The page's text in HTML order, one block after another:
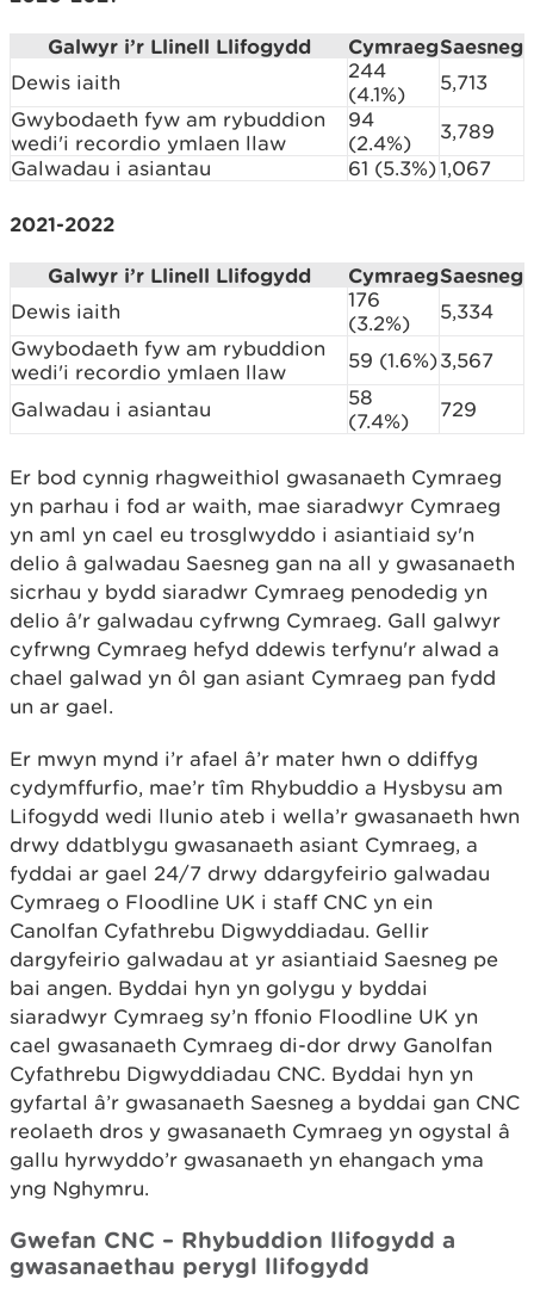
Galwyr i’r Llinell Llifogydd CymraegSaesneg
Dewis iaith
244
(4.1%)
5,713
Gwybodaeth fyw am rybuddion
wedi'i recordio ymlaen llaw
94
(2.4%)
3,789
Galwadau i asiantau
61 (5.3%)1,067
2021-2022
Galwyr i’r Llinell Llifogydd CymraegSaesneg
Dewis iaith
176
(3.2%)
5,334
Gwybodaeth fyw am rybuddion
wedi'i recordio ymlaen llaw
59 (1.6%)3,567
Galwadau i asiantau
58
(7.4%)
729
Er bod cynnig rhagweithiol gwasanaeth Cymraeg
yn parhau i fod ar waith, mae siaradwyr Cymraeg
yn aml yn cael eu trosglwyddo i asiantiaid sy'n
delio â galwadau Saesneg gan na all y gwasanaeth
sicrhau y bydd siaradwr Cymraeg penodedig yn
delio â'r galwadau cyfrwng Cymraeg. Gall galwyr
cyfrwng Cymraeg hefyd ddewis terfynu'r alwad a
chael galwad yn ôl gan asiant Cymraeg pan fydd
un ar gael.
Er mwyn mynd i’r afael â’r mater hwn o ddiffyg
cydymffurfio, mae’r tîm Rhybuddio a Hysbysu am
Lifogydd wedi llunio ateb i wella’r gwasanaeth hwn
drwy ddatblygu gwasanaeth asiant Cymraeg, a
fyddai ar gael 24/7 drwy ddargyfeirio galwadau
Cymraeg o Floodline UK i staff CNC yn ein
Canolfan Cyfathrebu Digwyddiadau. Gellir
dargyfeirio galwadau at yr asiantiaid Saesneg pe
bai angen. Byddai hyn yn golygu y byddai
siaradwyr Cymraeg sy’n ffonio Floodline UK yn
cael gwasanaeth Cymraeg di-dor drwy Ganolfan
Cyfathrebu Digwyddiadau CNC. Byddai hyn yn
gyfartal â’r gwasanaeth Saesneg a byddai gan CNC
reolaeth dros y gwasanaeth Cymraeg yn ogystal â
gallu hyrwyddo’r gwasanaeth yn ehangach yma
yng Nghymru.
Gwefan CNC – Rhybuddion llifogydd a
gwasanaethau perygl llifogydd